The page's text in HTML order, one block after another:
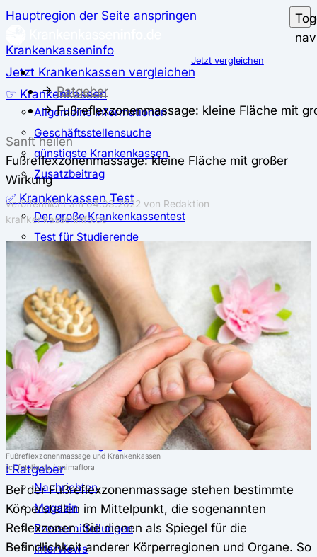
Hauptregion der Seite anspringen
Krankenkasseninfo
Jetzt Krankenkassen vergleichen
☞ Krankenkassen
Allgemeine Informationen
Geschäftsstellensuche
günstigste Krankenkassen
Zusatzbeitrag
✅ Krankenkassen Test
Der große Krankenkassentest
Test für Studierende
Test für Auszubildende
Test für Schwangere und junge Eltern
Test für Selbstständige
⚖️ Vergleich & Rechner
Krankenkassenvergleich
Krankenkassenrechner
↔ Wechsel
Krankenkassenwechsel
Kündigung
Musterkündigung
ℹ Ratgeber
Nachrichten
Magazin
Pressemitteilungen
Interviews
Jetzt vergleichen
Ratgeber
Fußreflexzonenmassage: kleine Fläche mit
Sanft heilen
Fußreflexzonenmassage: kleine Fläche mit großer
Wirkung
veröffentlicht am04.03.2022 von Redaktion
krankenkasseninfo.de
Fußreflexzonenmassage und Krankenkassen
(c) fotolia.de / animaflora
Bei der Fußreflexzonenmassage stehen bestimmte
Körperstellen im Mittelpunkt, die sogenannten
Reflexzonen. Sie dienen als Spiegel für die
Befindlichkeit anderer Körperregionen und Organe. So